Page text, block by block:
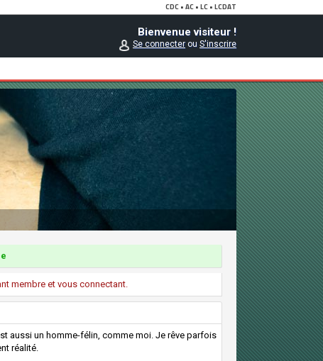
Bienvenue visiteur !
Se connecterou S'inscrire
membre et vous connectant.
aussi un homme-félin, comme moi. Je rêve parfois
réalité.